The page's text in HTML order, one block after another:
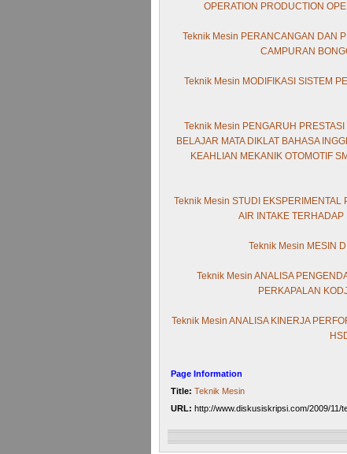
OPERATION PRODUCTION
Teknik Mesin PERANCANGAN DAN
CAMPURAN
Teknik Mesin MODIFIKASI SISTEM
Teknik Mesin PENGARUH
BELAJAR MATA DIKLAT BAHASA
KEAHLIAN MEKANIK OTOMOTIF
Teknik Mesin STUDI
AIR INTAKE
Teknik Mesin MESIN
Teknik Mesin ANALISA
PERKAPALAN
Teknik Mesin ANALISA KINERJA
Page Information
Title: Teknik Mesin
URL: http://www.diskusiskripsi.com/2009/11/